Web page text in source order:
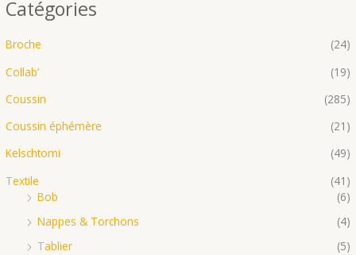
Catégories
Broche
(24)
Collab’
(19)
Coussin
(285)
Coussin éphémère
(21)
Kelschtomi
(49)
Textile
(41)
Bob
(6)
Nappes & Torchons
(4)
Tablier
(5)